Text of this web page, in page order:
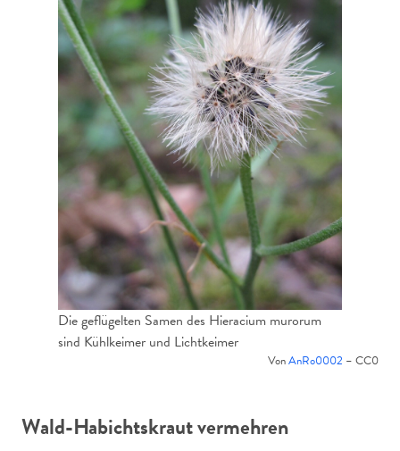
Die geflügelten Samen des Hieracium murorum
sind Kühlkeimer und Lichtkeimer
VonAnRo0002 – CC0
Wald-Habichtskraut vermehren